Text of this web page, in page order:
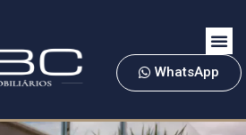
WhatsApp